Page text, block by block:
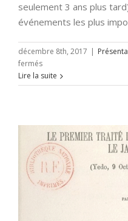
seulement 3 ans plus
événements les plus
décembre 8th, 2017 |
ferméssur
« Haihanchiken »
Lire la suite